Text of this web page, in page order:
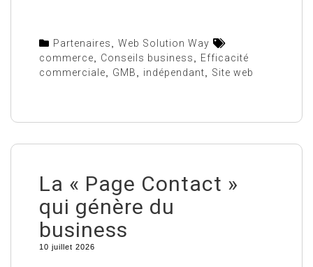
Partenaires
Web Solution Way
commerce
Conseils business
Efficacité
commerciale
GMB indépendant Site web
La « Page Contact »
qui génère du
business
10 juillet 2026